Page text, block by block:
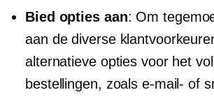
Bied opties aan: Om
aan de diverse
alternatieve opties voor het
bestellingen, zoals e-mail- of